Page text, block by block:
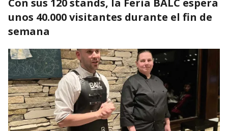
unos 40.000 visitantes durante el fin de
semana